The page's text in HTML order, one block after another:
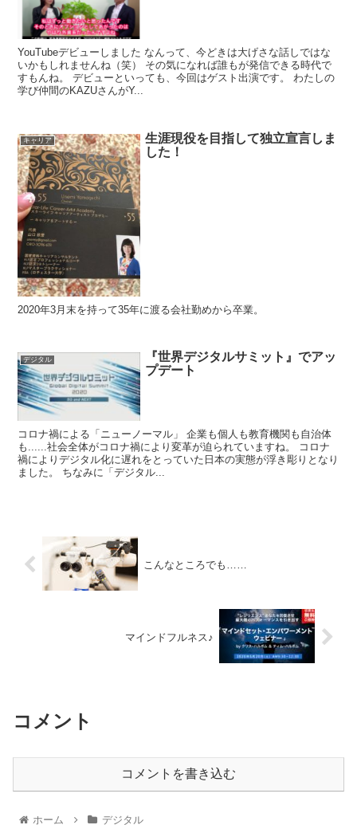
YouTubeデビューしました なんって、今どきは大げさな話しではな
いかもしれませんね（笑） その気になれば誰もが発信できる時代で
すもんね。 デビューといっても、今回はゲスト出演です。 わたしの
学び仲間のKAZUさんがY...
キャリア
生涯現役を目指して独立宣言しま
した！
2020年3月末を持って35年に渡る会社勤めから卒業。
デジタル
『世界デジタルサミット』でアッ
プデート
コロナ禍による「ニューノーマル」 企業も個人も教育機関も自治体
も......社会全体がコロナ禍により変革が迫られていますね。 コロナ
禍によりデジタル化に遅れをとっていた日本の実態が浮き彫りとなり
ました。 ちなみに「デジタル...
こんなところでも……
マインドフルネス♪
コメント
コメントを書き込む
ホーム デジタル